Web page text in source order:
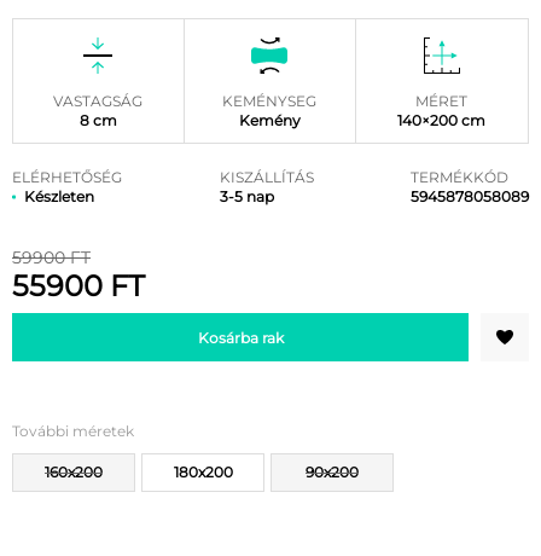
VASTAGSÁG
8 cm
KEMÉNYSEG
Kemény
MÉRET
140×200 cm
ELÉRHETŐSÉG
Készleten
KISZÁLLÍTÁS
3-5 nap
TERMÉKKÓD
5945878058089
59900 FT
55900 FT
Kosárba rak
További méretek
160x200 180x200 90x200